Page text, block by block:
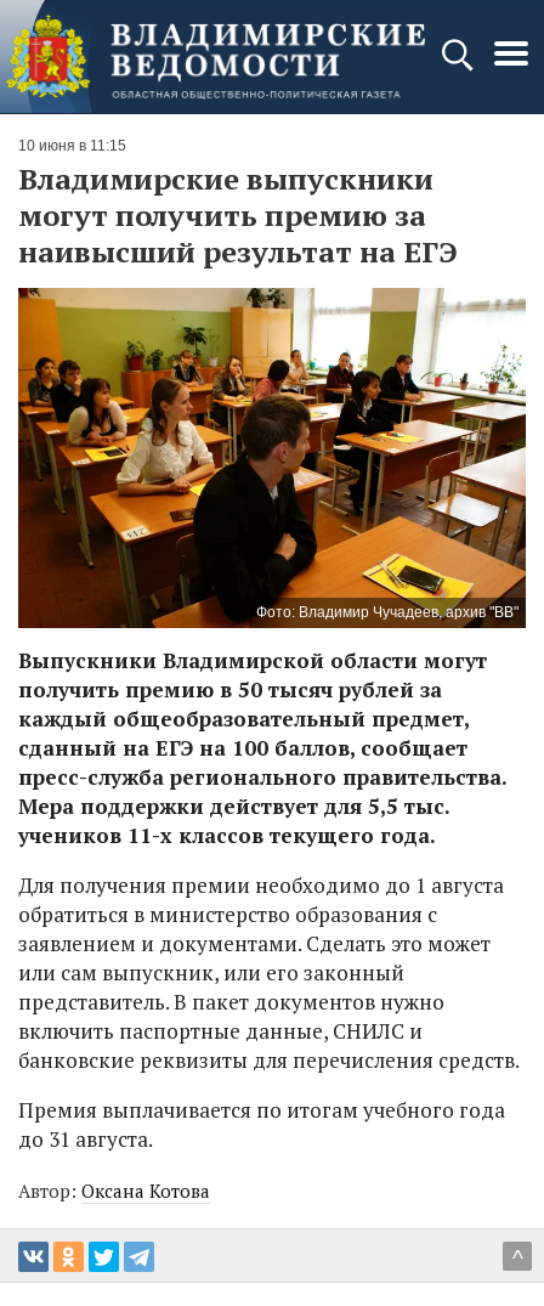
10 июня в 11:15
Владимирские выпускники
могут получить премию за
наивысший результат на ЕГЭ
Фото: Владимир Чучадеев, архив "ВВ"
Выпускники Владимирской области могут
получить премию в 50 тысяч рублей за
каждый общеобразовательный предмет,
сданный на ЕГЭ на 100 баллов, сообщает
пресс-служба регионального правительства.
Мера поддержки действует для 5,5 тыс.
учеников 11-х классов текущего года.
Для получения премии необходимо до 1 августа
обратиться в министерство образования с
заявлением и документами. Сделать это может
или сам выпускник, или его законный
представитель. В пакет документов нужно
включить паспортные данные, СНИЛС и
банковские реквизиты для перечисления средств.
Премия выплачивается по итогам учебного года
до 31 августа.
Автор: Оксана Котова
^